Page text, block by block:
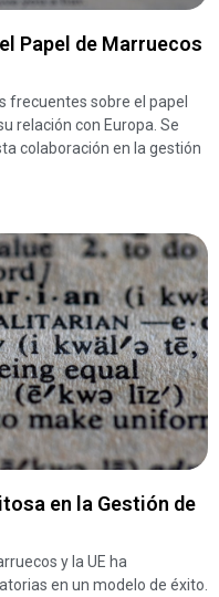
Papel de Marruecos
frecuentes sobre el papel
relación con Europa. Se
colaboración en la gestión
en la Gestión de
y la UE ha
en un modelo de éxito.